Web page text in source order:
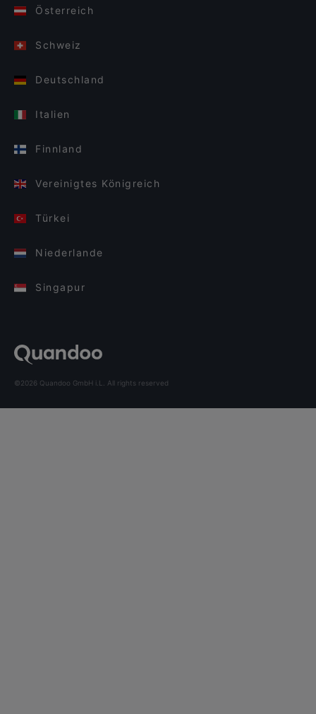
Österreich
Schweiz
Deutschland
Italien
Finnland
Vereinigtes Königreich
Türkei
Niederlande
Singapur
©2026 Quandoo GmbH i.L. All rights reserved